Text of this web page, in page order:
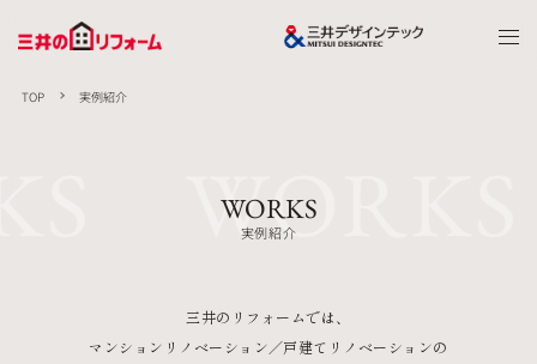
TOP 実例紹介
WORKS
実例紹介
三井のリフォームでは、
マンションリノベーション／戸建てリノベーションの